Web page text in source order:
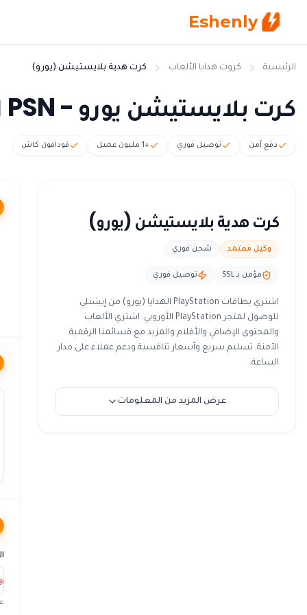
Eshenly
الرئيسية كروت هدايا الألعاب كرت هدية بلايستيشن (يورو)
كرت بلايستيشن يورو - PSN اوروبا كود فوري
دفع آمن توصيل فوري +1 مليون عميل فودافون كاش
كرت هدية بلايستيشن (يورو)
وكيل معتمد شحن فوري
مؤمن بـ SSL توصيل فوري
اشتري بطاقات PlayStation الهدايا (يورو) من إيشنلي
للوصول لمتجر PlayStation الأوروبي. اشتري الألعاب
والمحتوى الإضافي والأفلام والمزيد مع قسائمنا الرقمية
الآمنة. تسليم سريع وأسعار تنافسية ودعم عملاء على مدار
الساعة.
عرض المزيد من المعلومات